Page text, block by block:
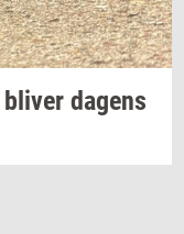
bli­ver da­gens